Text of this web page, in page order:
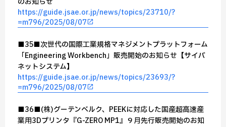
https://guide.jsae.or.jp/news/topics/23710/?
=m796/2025/08/07
■35■次世代の国際工業規格マネジメントプラットフォーム
「Engineering Workbench」販売開始のお知らせ【サイバ
ネットシステム】
https://guide.jsae.or.jp/news/topics/23693/?
=m796/2025/08/07
■36■(株)グーテンベルク、PEEKに対応した国産超高速産
業用3Dプリンタ『G-ZERO MP1』９月先行販売開始のお知